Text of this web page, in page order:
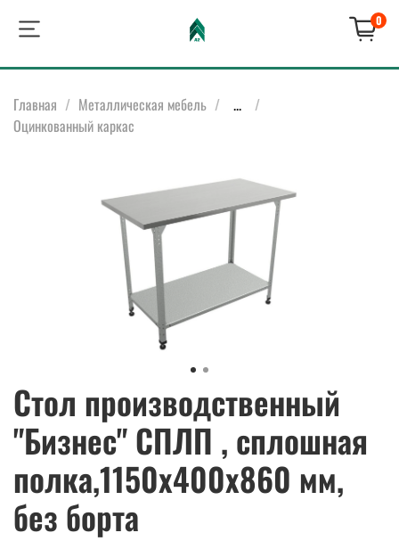
0
Главная Металлическая мебель
...
Оцинкованный каркас
Стол производственный
"Бизнес" СПЛП , сплошная
полка,1150х400х860 мм,
без борта